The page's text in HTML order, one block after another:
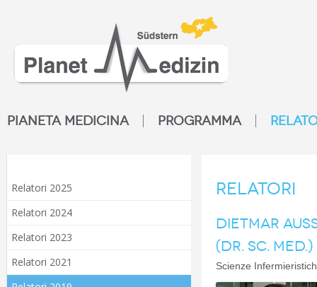
PIANETA MEDICINA PROGRAMMA
Relatori 2025
Relatori 2024
Relatori 2023
Relatori 2021
Relatori
DIETMAR
(DR. SC. MED.)
Scienze